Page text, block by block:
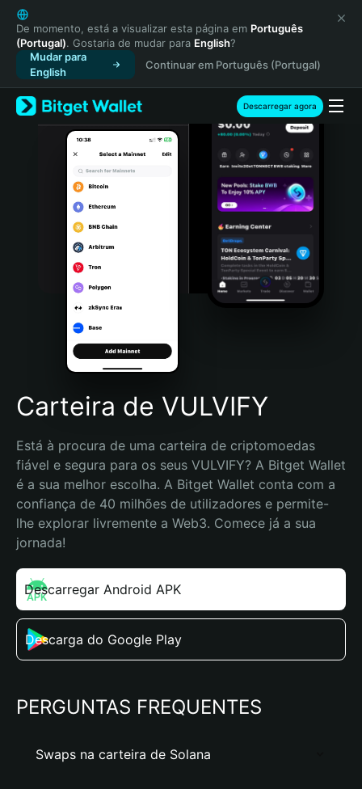
English
日本語
Tiếng Việt
Русский
Español (Latinoamérica)
Türkçe
Italiano
Português (Portugal)
Bahasa Indonesia
Português (Brasil)
Español (Argentina)
De momento, está a visualizar esta página em Português
(Portugal). Gostaria de mudar para English?
Mudar para
English
Continuar em Português (Portugal)
Descarregar agora
Carteira de VULVIFY
Está à procura de uma carteira de criptomoedas
fiável e segura para os seus VULVIFY? A Bitget Wallet
é a sua melhor escolha. A Bitget Wallet conta com a
confiança de 40 milhões de utilizadores e permite-
lhe explorar livremente a Web3. Comece já a sua
jornada!
Descarregar Android APK
Descarga do Google Play
PERGUNTAS FREQUENTES
Swaps na carteira de Solana